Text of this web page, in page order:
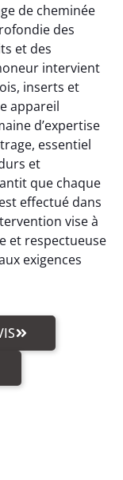
de cheminée
des
et des
intervient
inserts et
appareil
d’expertise
essentiel
et
que chaque
effectué dans
vise à
et respectueuse
exigences